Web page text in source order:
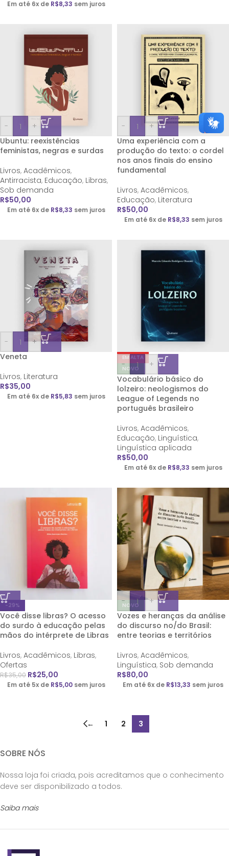
Em até 6x de R$8,33 sem juros
-
+
Ubuntu: reexistências
feministas, negras e surdas
Livros, Acadêmicos,
Antirracista, Educação, Libras,
Sob demanda
R$50,00
Em até 6x de R$8,33 sem juros
-
+
Uma experiência com a
produção do texto: o cordel
nos anos finais do ensino
fundamental
Livros, Acadêmicos,
Educação, Literatura
R$50,00
Em até 6x de R$8,33 sem juros
-
+
Veneta
Livros, Literatura
R$35,00
Em até 6x de R$5,83 sem juros
EM ALTA
NOVO
-
+
Vocabulário básico do
lolzeiro: neologismos do
League of Legends no
português brasileiro
Livros, Acadêmicos,
Educação, Linguística,
Linguística aplicada
R$50,00
Em até 6x de R$8,33 sem juros
-29%
Você disse libras? O acesso
do surdo à educação pelas
mãos do intérprete de Libras
Livros, Acadêmicos, Libras,
Ofertas
R$35,00 R$25,00
Em até 5x de R$5,00 sem juros
NOVO
-
+
Vozes e heranças da análise
do discurso no/do Brasil:
entre teorias e territórios
Livros, Acadêmicos,
Linguística, Sob demanda
R$80,00
Em até 6x de R$13,33 sem juros
← 1 2 3
SOBRE NÓS
Nossa loja foi criada, pois acreditamos que o conhecimento
deve ser disponibilizado a todos.
Saiba mais